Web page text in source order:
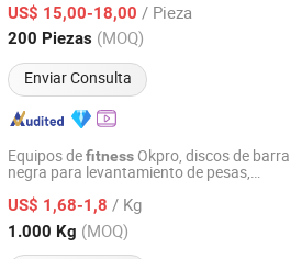
Pantalones Cortos de Cintura Cruzada 2
Piezas Conjunto de Yoga Entrenamiento
US$ 15,00-18,00 / Pieza
200 Piezas (MOQ)
Enviar Consulta
Desde 2019
Equipos defitness Okpro, discos de barra
negra para levantamiento de pesas,
US$ 1,68-1,8 / Kg
1.000 Kg (MOQ)
Ltd.
Desde 2021